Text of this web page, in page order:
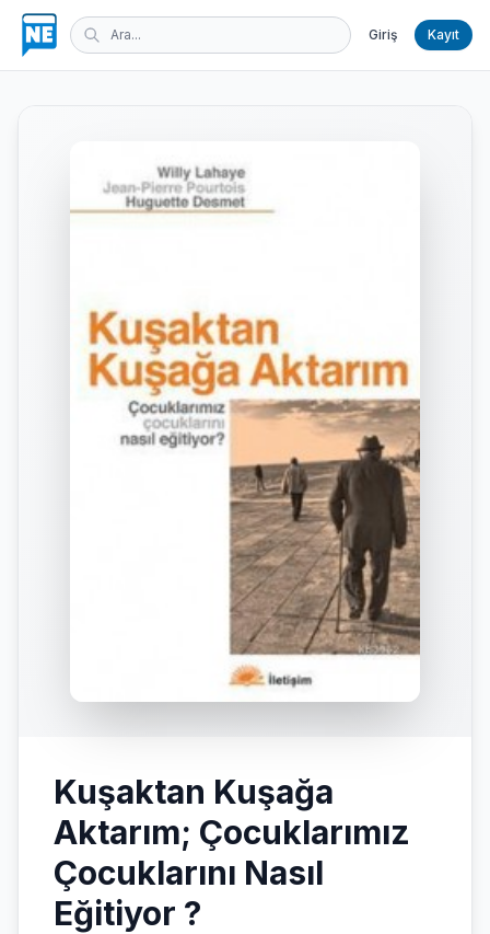
Giriş Kayıt
Kuşaktan Kuşağa
Aktarım; Çocuklarımız
Çocuklarını Nasıl
Eğitiyor ?